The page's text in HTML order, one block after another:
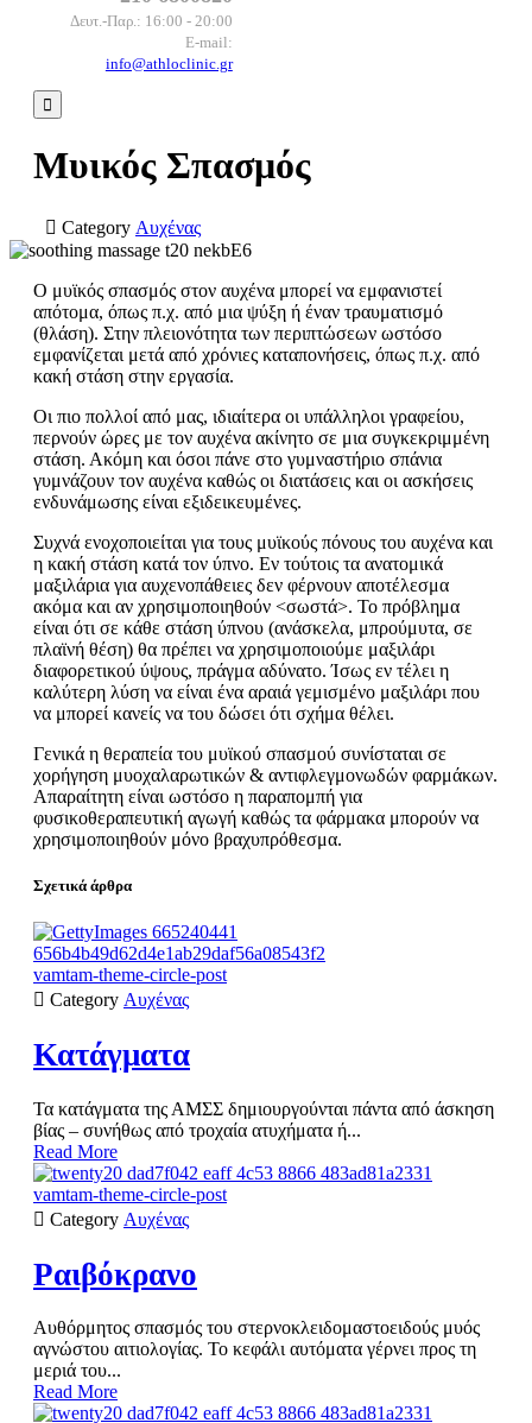
Δευτ.-Παρ.: 16:00 - 20:00
E-mail:
info@athloclinic.gr

Μυικός Σπασμός
 Category Αυχένας
Ο μυϊκός σπασμός στον αυχένα μπορεί να εμφανιστεί
απότομα, όπως π.χ. από μια ψύξη ή έναν τραυματισμό
(θλάση). Στην πλειονότητα των περιπτώσεων ωστόσο
εμφανίζεται μετά από χρόνιες καταπονήσεις, όπως π.χ. από
κακή στάση στην εργασία.
Οι πιο πολλοί από μας, ιδιαίτερα οι υπάλληλοι γραφείου,
περνούν ώρες με τον αυχένα ακίνητο σε μια συγκεκριμμένη
στάση. Ακόμη και όσοι πάνε στο γυμναστήριο σπάνια
γυμνάζουν τον αυχένα καθώς οι διατάσεις και οι ασκήσεις
ενδυνάμωσης είναι εξιδεικευμένες.
Συχνά ενοχοποιείται για τους μυϊκούς πόνους του αυχένα και
η κακή στάση κατά τον ύπνο. Εν τούτοις τα ανατομικά
μαξιλάρια για αυχενοπάθειες δεν φέρνουν αποτέλεσμα
ακόμα και αν χρησιμοποιηθούν <σωστά>. Το πρόβλημα
είναι ότι σε κάθε στάση ύπνου (ανάσκελα, μπρούμυτα, σε
πλαϊνή θέση) θα πρέπει να χρησιμοποιούμε μαξιλάρι
διαφορετικού ύψους, πράγμα αδύνατο. Ίσως εν τέλει η
καλύτερη λύση να είναι ένα αραιά γεμισμένο μαξιλάρι που
να μπορεί κανείς να του δώσει ότι σχήμα θέλει.
Γενικά η θεραπεία του μυϊκού σπασμού συνίσταται σε
χορήγηση μυοχαλαρωτικών & αντιφλεγμονωδών φαρμάκων.
Απαραίτητη είναι ωστόσο η παραπομπή για
φυσικοθεραπευτική αγωγή καθώς τα φάρμακα μπορούν να
χρησιμοποιηθούν μόνο βραχυπρόθεσμα.
Σχετικά άρθρα
vamtam-theme-circle-post
 Category Αυχένας
Κατάγματα
Τα κατάγματα της ΑΜΣΣ δημιουργούνται πάντα από άσκηση
βίας – συνήθως από τροχαία ατυχήματα ή...
Read More
vamtam-theme-circle-post
 Category Αυχένας
Ραιβόκρανο
Αυθόρμητος σπασμός του στερνοκλειδομαστοειδούς μυός
αγνώστου αιτιολογίας. Το κεφάλι αυτόματα γέρνει προς τη
μεριά του...
Read More